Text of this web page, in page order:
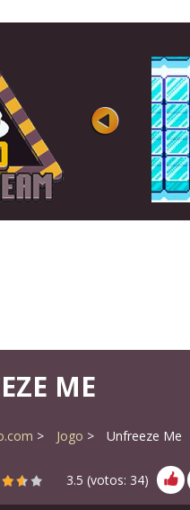
DE GELO
polar favorito? Você
é preciso para jogá-los
ME
Jogo Unfreeze Me
3.5 (votos: 34)